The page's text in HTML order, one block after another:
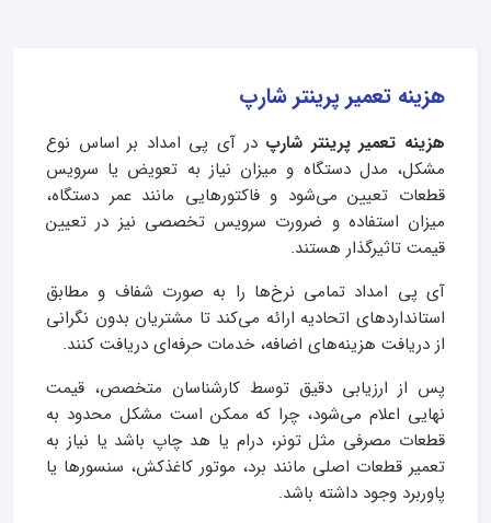
هزینه تعمیر پرینتر شارپ
هزینه تعمیر پرینتر شارپ در آی‌ پی امداد بر اساس نوع
مشکل، مدل دستگاه و میزان نیاز به تعویض یا سرویس
قطعات تعیین می‌شود و فاکتورهایی مانند عمر دستگاه،
میزان استفاده و ضرورت سرویس تخصصی نیز در تعیین
قیمت تاثیرگذار هستند.
آی‌ پی امداد تمامی نرخ‌ها را به‌ صورت شفاف و مطابق
استانداردهای اتحادیه ارائه می‌کند تا مشتریان بدون نگرانی
از دریافت هزینه‌های اضافه، خدمات حرفه‌ای دریافت کنند.
پس از ارزیابی دقیق توسط کارشناسان متخصص، قیمت
نهایی اعلام می‌شود، چرا که ممکن است مشکل محدود به
قطعات مصرفی مثل تونر، درام یا هد چاپ باشد یا نیاز به
تعمیر قطعات اصلی مانند برد، موتور کاغذکش، سنسورها یا
پاوربرد وجود داشته باشد.